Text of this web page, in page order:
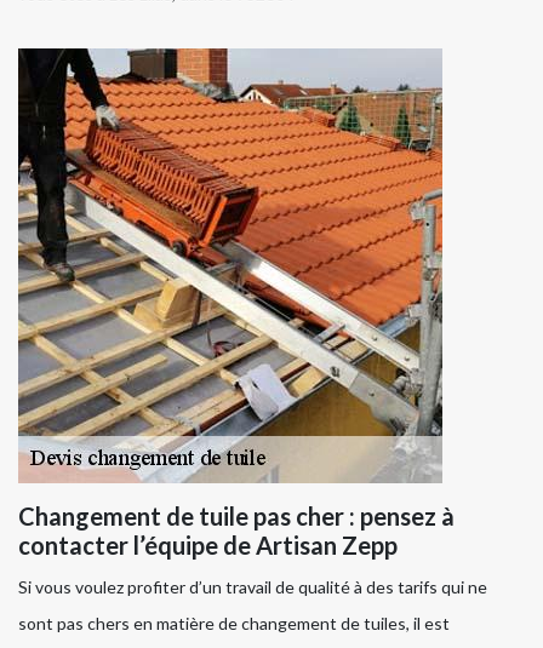
Changement de tuile pas cher : pensez à
contacter l’équipe de Artisan Zepp
Si vous voulez profiter d’un travail de qualité à des tarifs qui ne
sont pas chers en matière de changement de tuiles, il est